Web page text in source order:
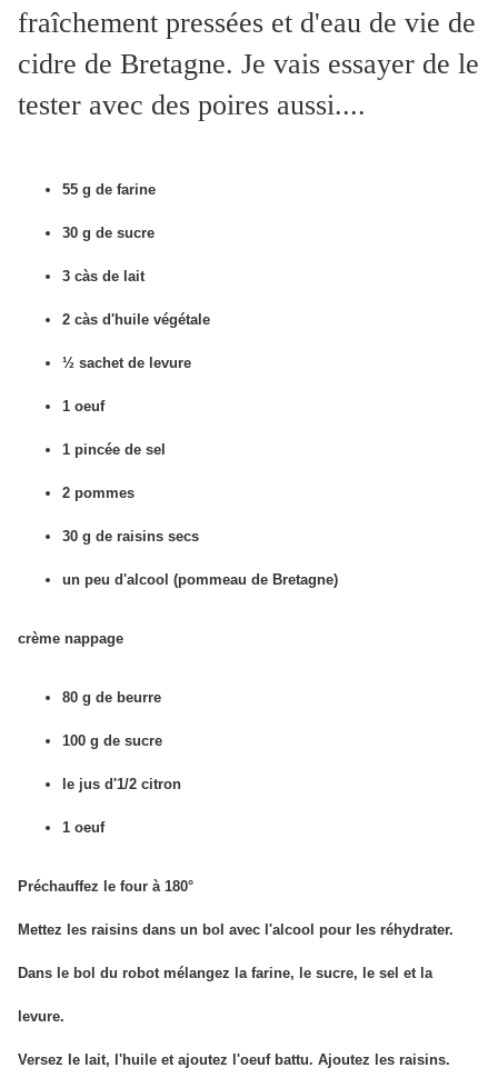
fraîchement pressées et d'eau de vie de
cidre de Bretagne. Je vais essayer de le
tester avec des poires aussi....
55 g de farine
30 g de sucre
3 càs de lait
2 càs d'huile végétale
½ sachet de levure
1 oeuf
1 pincée de sel
2 pommes
30 g de raisins secs
un peu d'alcool (pommeau de Bretagne)
crème nappage
80 g de beurre
100 g de sucre
le jus d'1/2 citron
1 oeuf
Préchauffez le four à 180°
Mettez les raisins dans un bol avec l'alcool pour les réhydrater.
Dans le bol du robot mélangez la farine, le sucre, le sel et la
levure.
Versez le lait, l'huile et ajoutez l'oeuf battu. Ajoutez les raisins.